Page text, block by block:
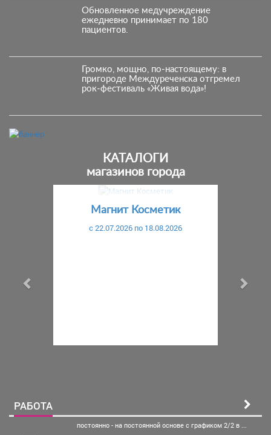
Обновленное медучреждение
ежедневно принимает по 180
пациентов.
Громко, мощно, по‑настоящему: в
пригороде Междуреченска отгремел
рок‑фестиваль «Живая вода»!
КАТАЛОГИ
магазинов города
Магнит Косметик
c 22.07.2026 по 18.08.2026
РАБОТА
постоянно - на постоянной основе с графиком 2/2 в ...